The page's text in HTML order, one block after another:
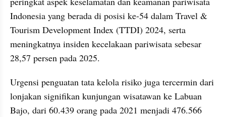
Indonesia yang berada di posisi ke-54 dalam Travel &
Tourism Development Index (TTDI) 2024, serta
meningkatnya insiden kecelakaan pariwisata sebesar
28,57 persen pada 2025.
Urgensi penguatan tata kelola risiko juga tercermin dari
lonjakan signifikan kunjungan wisatawan ke Labuan
Bajo, dari 60.439 orang pada 2021 menjadi 476.566